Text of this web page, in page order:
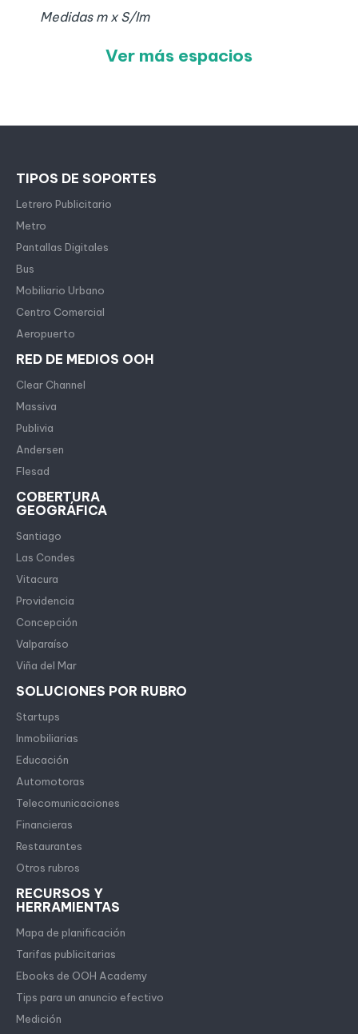
Medidas m x S/Im
Ver más espacios
TIPOS DE SOPORTES
Letrero Publicitario
Metro
Pantallas Digitales
Bus
Mobiliario Urbano
Centro Comercial
Aeropuerto
RED DE MEDIOS OOH
Clear Channel
Massiva
Publivia
Andersen
Flesad
COBERTURA
GEOGRÁFICA
Santiago
Las Condes
Vitacura
Providencia
Concepción
Valparaíso
Viña del Mar
SOLUCIONES POR RUBRO
Startups
Inmobiliarias
Educación
Automotoras
Telecomunicaciones
Financieras
Restaurantes
Otros rubros
RECURSOS Y
HERRAMIENTAS
Mapa de planificación
Tarifas publicitarias
Ebooks de OOH Academy
Tips para un anuncio efectivo
Medición